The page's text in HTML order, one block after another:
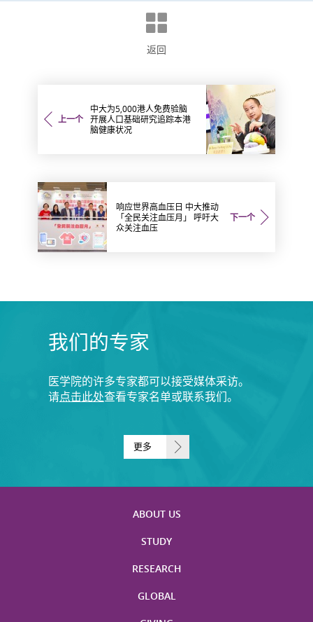
返回
上一个
中大为5,000港人免费验脑
开展人口基础研究追踪本港
脑健康状况
下一个
响应世界高血压日 中大推动
「全民关注血压月」 呼吁大
众关注血压
我们的专家
医学院的许多专家都可以接受媒体采访。
请点击此处查看专家名单或联系我们。
更多
ABOUT US
STUDY
RESEARCH
GLOBAL